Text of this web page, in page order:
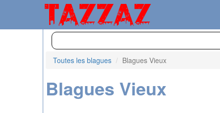
Toutes les blagues Blagues Vieux
Blagues Vieux